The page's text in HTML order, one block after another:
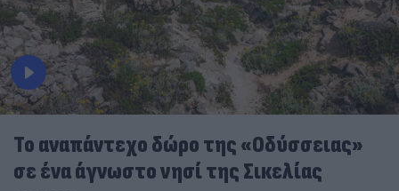
To αναπάντεχο δώρο της «Οδύσσειας»
σε ένα άγνωστο νησί της Σικελίας